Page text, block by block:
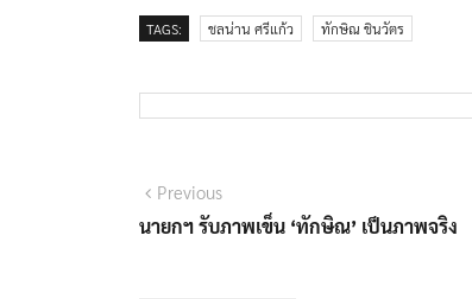
TAGS: ชลน่าน ศรีแก้ว ทักษิณ ชินวัตร
แนะแนว
เรื่อง
PreviousPrevious
post:
นายกฯ รับภาพเข็น ‘ทักษิณ’ เป็นภาพจริง